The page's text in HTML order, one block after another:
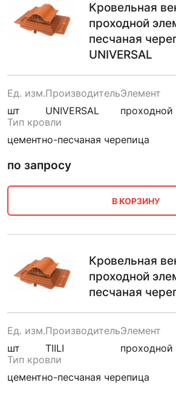
Кровельная
проходной
песчаная
UNIVERSAL
Ед. изм.
шт
Производитель
UNIVERSAL
Элемент
проходной
Тип кровли
цементно-песчаная черепица
по запросу
В КОРЗИНУ
Кровельная
проходной
песчаная
Ед. изм.
шт
Производитель
TIILI
Элемент
проходной
Тип кровли
цементно-песчаная черепица